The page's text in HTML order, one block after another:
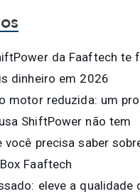
da Faaftech te
dinheiro em 2026
motor reduzida: um
ShiftPower não tem
você precisa saber
Faaftech
eleve a qualidade